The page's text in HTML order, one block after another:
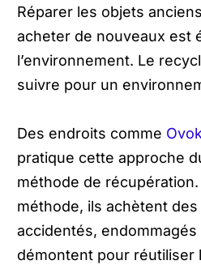
Réparer les objets
acheter de nouveaux est
l’environnement. Le
suivre pour un
Des endroits comme
pratique cette approche
méthode de
méthode, ils achètent
accidentés,
démontent pour réutiliser